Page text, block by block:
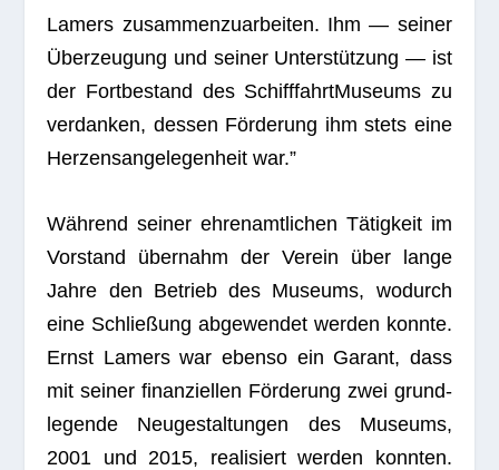
Lamers zusam­men­zu­ar­bei­ten. Ihm — sei­ner
Über­zeu­gung und sei­ner Unter­stüt­zung — ist
der Fort­be­stand des Schiff­fahrt­Mu­se­ums zu
ver­dan­ken, des­sen För­de­rung ihm stets eine
Her­zens­an­ge­le­gen­heit war.”
Wäh­rend sei­ner ehren­amt­li­chen Tätig­keit im
Vor­stand über­nahm der Ver­ein über lange
Jahre den Betrieb des Muse­ums, wodurch
eine Schlie­ßung abge­wen­det wer­den konnte.
Ernst Lamers war ebenso ein Garant, dass
mit sei­ner finan­zi­el­len För­de­rung zwei grund­
le­gende Neu­ge­stal­tun­gen des Muse­ums,
2001 und 2015, rea­li­siert wer­den konn­ten.